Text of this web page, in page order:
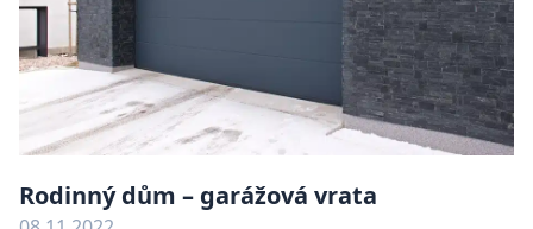
Rodinný dům – garážová vrata